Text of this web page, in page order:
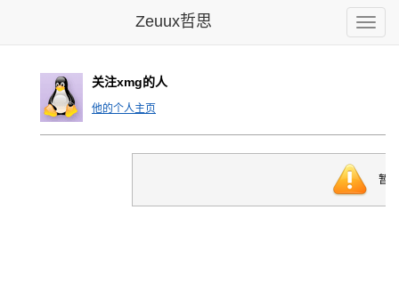
Toggle
Zeuux哲思
关注xmg的人
他的个人主页
暂